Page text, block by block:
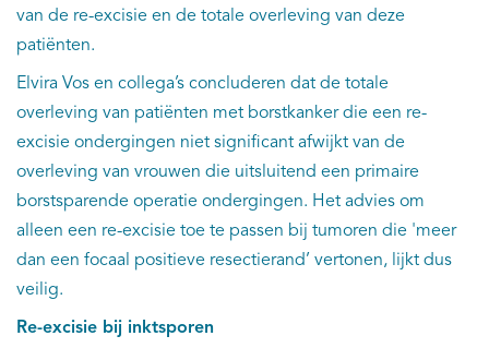
van de re-excisie en de totale overleving van deze
patiënten.
Elvira Vos en collega’s concluderen dat de totale
overleving van patiënten met borstkanker die een re-
excisie ondergingen niet significant afwijkt van de
overleving van vrouwen die uitsluitend een primaire
borstsparende operatie ondergingen. Het advies om
alleen een re-excisie toe te passen bij tumoren die 'meer
dan een focaal positieve resectierand’ vertonen, lijkt dus
veilig.
Re-excisie bij inktsporen